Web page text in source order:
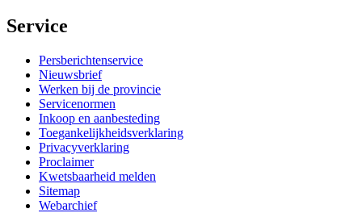
Service
Persberichtenservice
Nieuwsbrief
Werken bij de provincie
Servicenormen
Inkoop en aanbesteding
Toegankelijkheidsverklaring
Privacyverklaring
Proclaimer
Kwetsbaarheid melden
Sitemap
Webarchief